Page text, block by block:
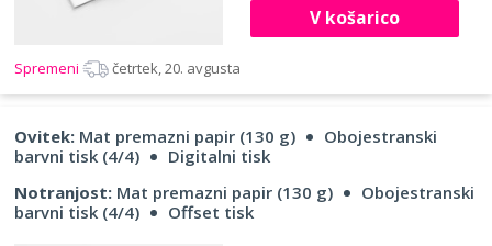
V košarico
Spremeni četrtek, 20. avgusta
Ovitek: Mat premazni papir (130 g)
Obojestranski
barvni tisk (4/4)
Digitalni tisk
Notranjost: Mat premazni papir (130 g)
Obojestranski
barvni tisk (4/4)
Offset tisk